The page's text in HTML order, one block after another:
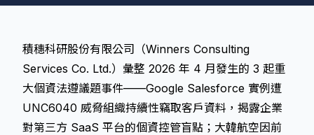
積穗科研股份有限公司（Winners Consulting
Services Co. Ltd.）彙整 2026 年 4 月發生的 3 起重
大個資法遵議題事件——Google Salesforce 實例遭
UNC6040 威脅組織持續性竊取客戶資料，揭露企業
對第三方 SaaS 平台的個資控管盲點；大韓航空因前